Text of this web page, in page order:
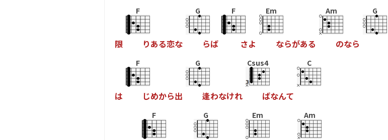
限
F
りある恋な
G
らば
F
さよ
Em
ならがある
Am
のなら
G
は
F
じめから出
G
逢わなけれ
Csus4
ばなんて
C
F G Em Am